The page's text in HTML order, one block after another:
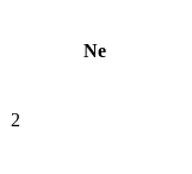
Ne
2